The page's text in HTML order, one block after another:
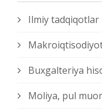
Ilmiy tadqiqotlar
Buxgalteriya
Moliya, pul